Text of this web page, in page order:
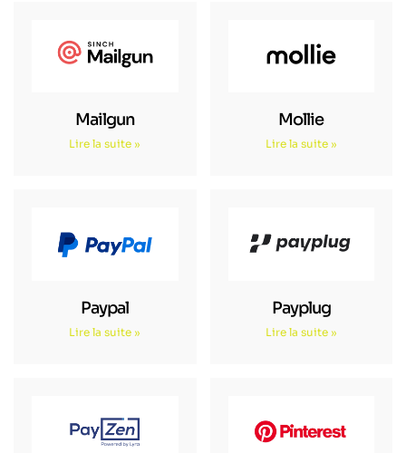
Mailgun
Lire la suite »
Mollie
Lire la suite »
Paypal
Lire la suite »
Payplug
Lire la suite »